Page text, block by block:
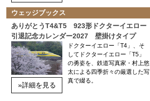
ウェッジブックス
ありがとうT4&T5 923形ドクターイエロー
引退記念カレンダー2027 壁掛けタイプ
»詳細を見る
ドクターイエロー「T4」、そ
してドクターイエロー「T5」
の勇姿を、鉄道写真家・村上悠
太による四季折々の厳選した写
真で綴る。